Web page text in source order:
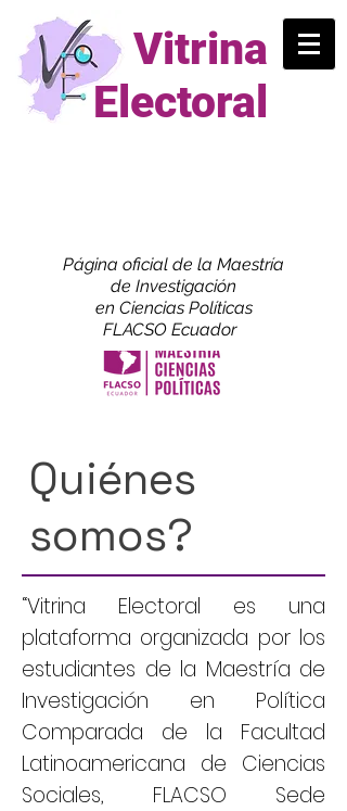
Vitrina
Electoral
Página oficial de la Maestría
de Investigación
en Ciencias Políticas
FLACSO Ecuador
Quiénes
somos?
“Vitrina Electoral es una
plataforma organizada por los
estudiantes de la Maestría de
Investigación en Política
Comparada de la Facultad
Latinoamericana de Ciencias
Sociales, FLACSO Sede